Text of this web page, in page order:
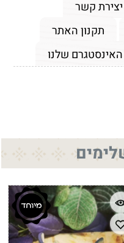
יצירת קשר
תקנון האתר
האינסטגרם שלנו